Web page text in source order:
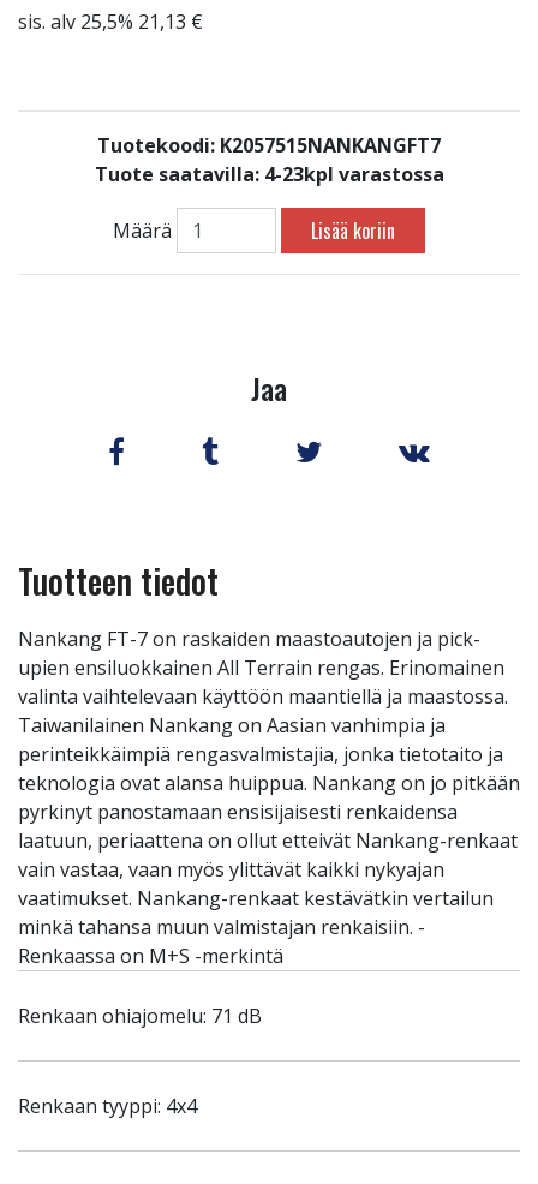
sis. alv 25,5% 21,13 €
Tuotekoodi: K2057515NANKANGFT7
Tuote saatavilla: 4-23kpl varastossa
Määrä Lisää koriin
Jaa
Tuotteen tiedot
Nankang FT-7 on raskaiden maastoautojen ja pick-
upien ensiluokkainen All Terrain rengas. Erinomainen
valinta vaihtelevaan käyttöön maantiellä ja maastossa.
Taiwanilainen Nankang on Aasian vanhimpia ja
perinteikkäimpiä rengasvalmistajia, jonka tietotaito ja
teknologia ovat alansa huippua. Nankang on jo pitkään
pyrkinyt panostamaan ensisijaisesti renkaidensa
laatuun, periaattena on ollut etteivät Nankang-renkaat
vain vastaa, vaan myös ylittävät kaikki nykyajan
vaatimukset. Nankang-renkaat kestävätkin vertailun
minkä tahansa muun valmistajan renkaisiin. -
Renkaassa on M+S -merkintä
Renkaan ohiajomelu: 71 dB
Renkaan tyyppi: 4x4